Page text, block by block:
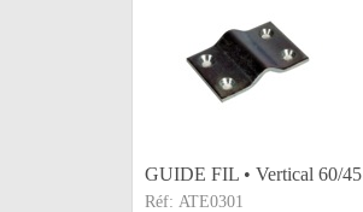
GUIDE FIL • Vertical 60/45
Réf: ATE0301